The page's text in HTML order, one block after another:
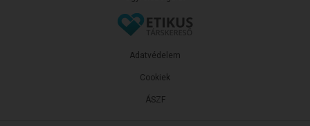
ÁSZF
Adatvédelem
Cookiek